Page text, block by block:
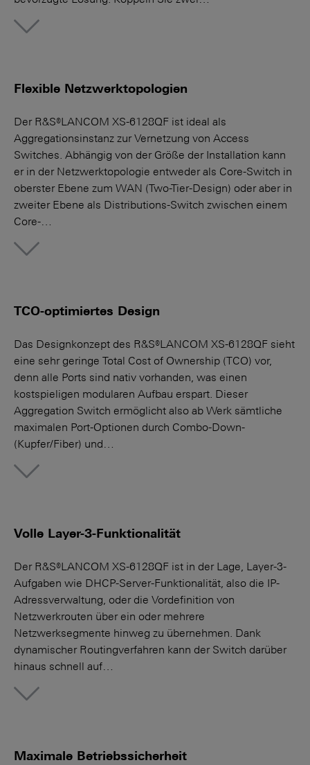
More
Flexible Netzwerktopologien
Der R&S®LANCOM XS-6128QF ist ideal als
Aggregationsinstanz zur Vernetzung von Access
Switches. Abhängig von der Größe der Installation kann
er in der Netzwerk­topologie entweder als Core-Switch in
oberster Ebene zum WAN (Two-Tier-Design) oder aber in
zweiter Ebene als Distributions-Switch zwischen einem
Core-…
More
TCO-optimiertes Design
Das Designkonzept des R&S®LANCOM XS-6128QF sieht
eine sehr geringe Total Cost of Ownership (TCO) vor,
denn alle Ports sind nativ vorhanden, was einen
kostspieligen modularen Aufbau erspart. Dieser
Aggregation Switch ermöglicht also ab Werk sämtliche
maximalen Port-Optionen durch Combo-Down-
(Kupfer/Fiber) und…
More
Volle Layer-3-Funktionalität
Der R&S®LANCOM XS-6128QF ist in der Lage, Layer-3-
Aufgaben wie DHCP-Server-Funktionalität, also die IP-
Adressverwaltung, oder die Vordefinition von
Netzwerkrouten über ein oder mehrere
Netzwerksegmente hinweg zu übernehmen. Dank
dynamischer Routingverfahren kann der Switch darüber
hinaus schnell auf…
More
Maximale Betriebssicherheit